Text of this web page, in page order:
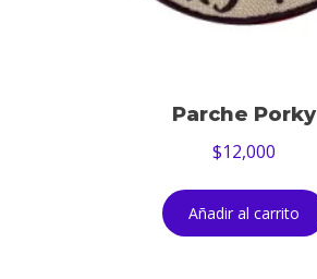
Parche Porky
$12,000
Añadir al carrito